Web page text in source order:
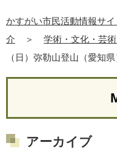
かすがい市民活動情報サイ
介
＞ 学術・文化・芸
（日）弥勒山登山（愛知
アーカイブ